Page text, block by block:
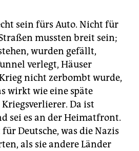
sein fürs Auto. Nicht für
mussten breit sein;
wurden gefällt,
verlegt, Häuser
nicht zerbombt wurde,
wirkt wie eine späte
Da ist
sei es an der Heimatfront.
Deutsche, was die Nazis
als sie andere Länder